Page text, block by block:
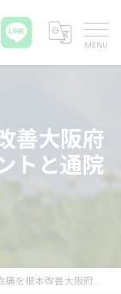
善大阪府
トと通院
阪府枚方市で選ぶべきポイントと通院ガイド